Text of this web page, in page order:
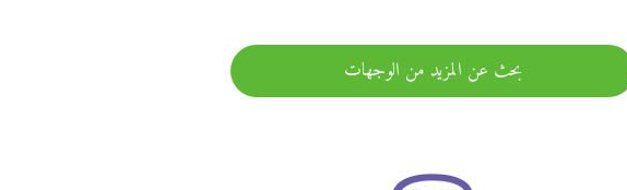
بحث عن المزيد من الوجهات